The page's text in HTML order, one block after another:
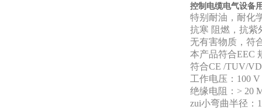
控制电缆电气设备
特别耐油，耐化
抗寒 阻燃，抗紫
无有害物质，符
本产品符合EEC
符合CE /TUV/
工作电压：100 V
绝缘电阻：> 20
zui小弯曲半径：